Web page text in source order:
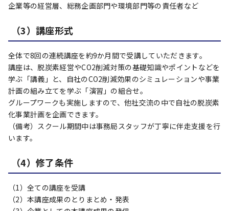
企業等の経営層、総務企画部門や環境部門等の責任者など
（3）講座形式
全体で8回の連続講座を約9か月間で受講していただきます。
講座は、脱炭素経営やCO2削減対策の基礎知識やポイントなどを
学ぶ「講義」と、自社のCO2削減効果のシミュレーションや事業
計画の組み立てを学ぶ「演習」の組合せ。
グループワークも実施しますので、他社交流の中で自社の脱炭素
化事業計画を企画できます。
（備考）スクール期間中は事務局スタッフが丁寧に伴走支援を行
います。
（4）修了条件
（1）全ての講座を受講
（2）本講座成果のとりまとめ・発表